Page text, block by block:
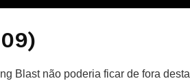
Blast não poderia ficar de fora desta